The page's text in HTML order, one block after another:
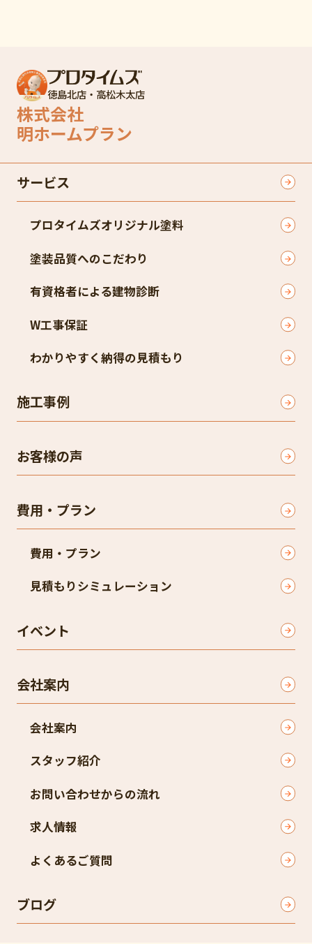
徳島北店・高松木太店
株式会社
明ホームプラン
サービス
プロタイムズオリジナル塗料
塗装品質へのこだわり
有資格者による建物診断
W工事保証
わかりやすく納得の見積もり
施工事例
お客様の声
費用・プラン
費用・プラン
見積もりシミュレーション
イベント
会社案内
会社案内
スタッフ紹介
お問い合わせからの流れ
求人情報
よくあるご質問
ブログ